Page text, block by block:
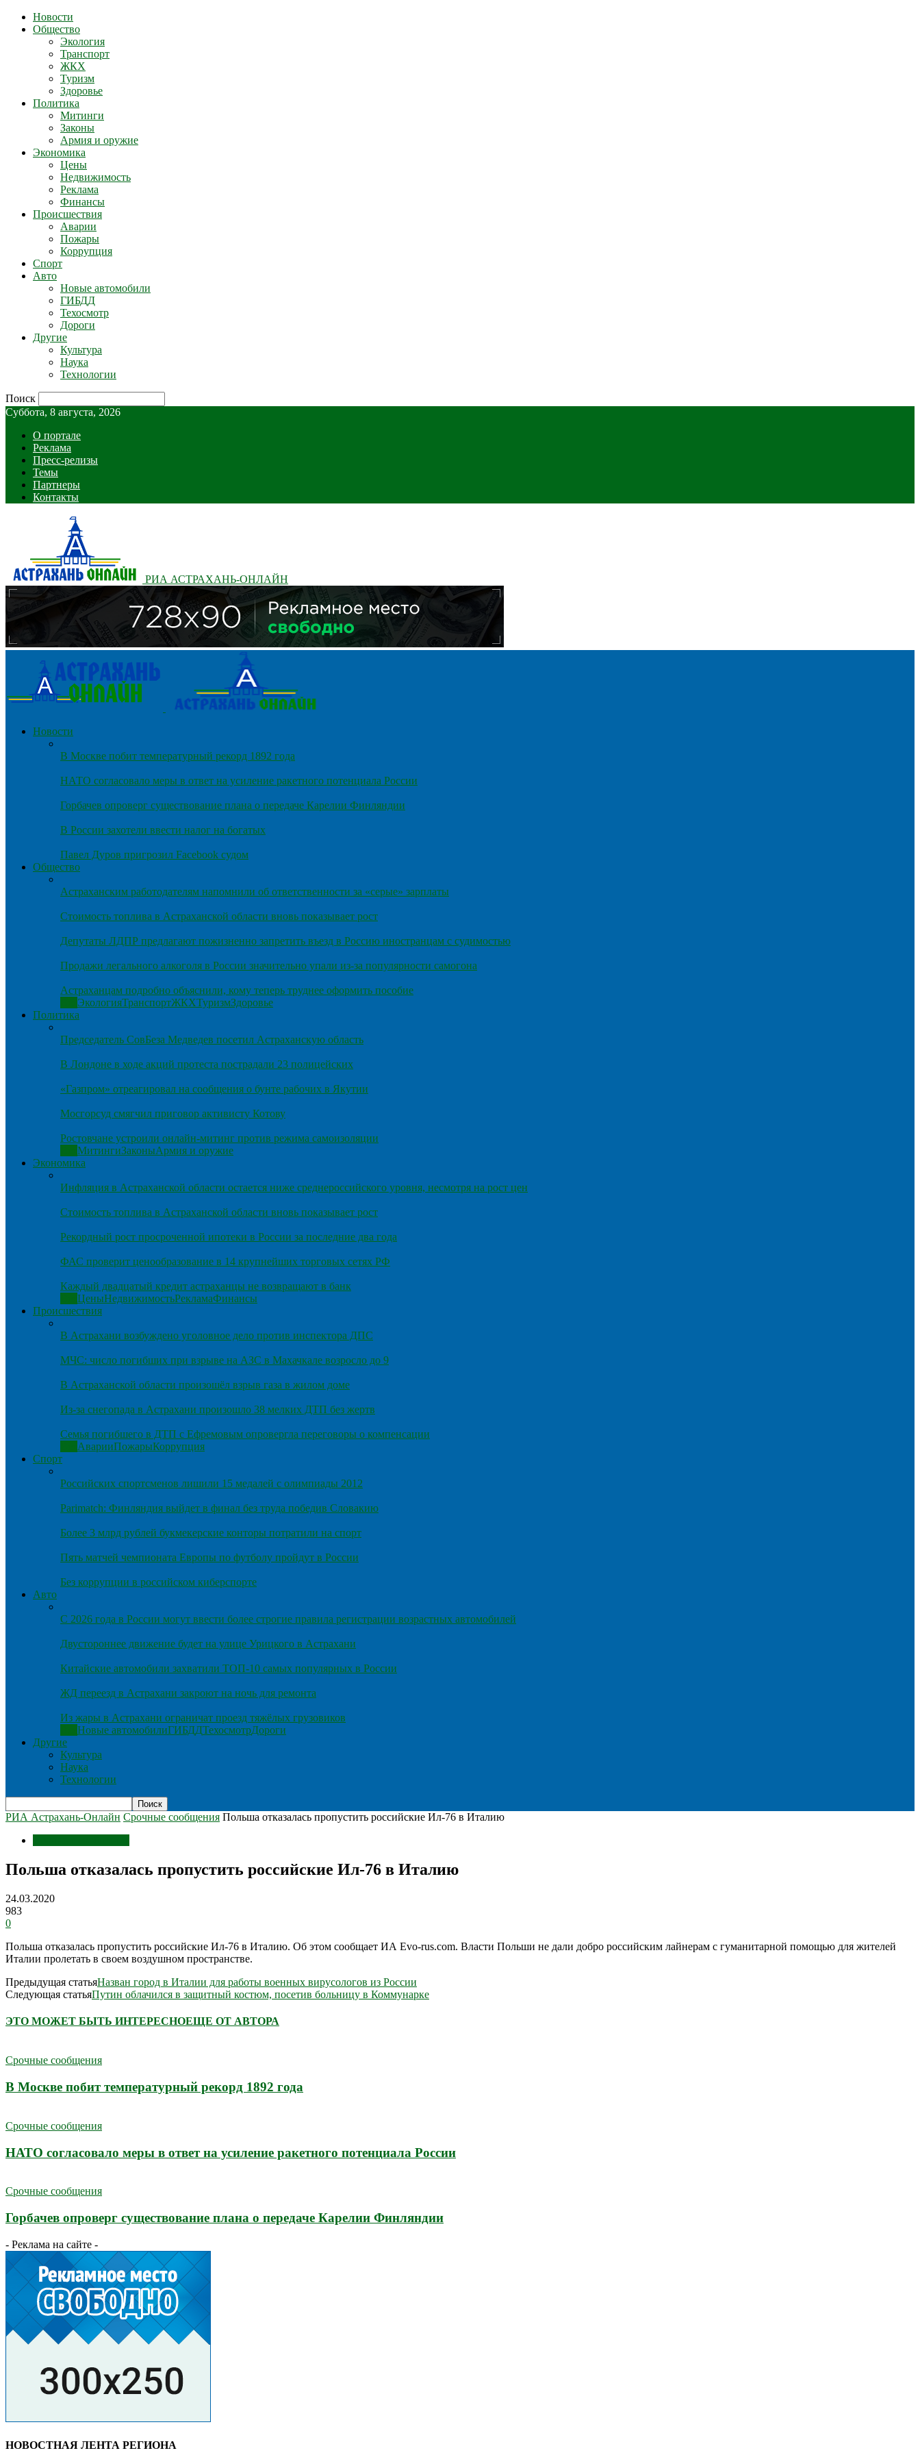
Новости
Общество
Экология
Транспорт
ЖКХ
Туризм
Здоровье
Политика
Митинги
Законы
Армия и оружие
Экономика
Цены
Недвижимость
Реклама
Финансы
Происшествия
Аварии
Пожары
Коррупция
Спорт
Авто
Новые автомобили
ГИБДД
Техосмотр
Дороги
Другие
Культура
Наука
Технологии
Поиск
Суббота, 8 августа, 2026
О портале
Реклама
Пресс-релизы
Темы
Партнеры
Контакты
РИА АСТРАХАНЬ-ОНЛАЙН
Новости
В Москве побит температурный рекорд 1892 года
НАТО согласовало меры в ответ на усиление ракетного потенциала России
Горбачев опроверг существование плана о передаче Карелии Финляндии
В России захотели ввести налог на богатых
Павел Дуров пригрозил Facebook судом
Общество
Астраханским работодателям напомнили об ответственности за «серые» зарплаты
Стоимость топлива в Астраханской области вновь показывает рост
Депутаты ЛДПР предлагают пожизненно запретить въезд в Россию иностранцам с судимостью
Продажи легального алкоголя в России значительно упали из-за популярности самогона
Астраханцам подробно объяснили, кому теперь труднее оформить пособие
ЭкологияТранспортЖКХТуризмЗдоровье
Политика
Председатель СовБеза Медведев посетил Астраханскую область
В Лондоне в ходе акций протеста пострадали 23 полицейских
«Газпром» отреагировал на сообщения о бунте рабочих в Якутии
Мосгорсуд смягчил приговор активисту Котову
Ростовчане устроили онлайн-митинг против режима самоизоляции
МитингиЗаконыАрмия и оружие
Экономика
Инфляция в Астраханской области остается ниже среднероссийского уровня, несмотря на рост цен
Стоимость топлива в Астраханской области вновь показывает рост
Рекордный рост просроченной ипотеки в России за последние два года
ФАС проверит ценообразование в 14 крупнейших торговых сетях РФ
Каждый двадцатый кредит астраханцы не возвращают в банк
ЦеныНедвижимостьРекламаФинансы
Происшествия
В Астрахани возбуждено уголовное дело против инспектора ДПС
МЧС: число погибших при взрыве на АЗС в Махачкале возросло до 9
В Астраханской области произошёл взрыв газа в жилом доме
Из-за снегопада в Астрахани произошло 38 мелких ДТП без жертв
Семья погибшего в ДТП с Ефремовым опровергла переговоры о компенсации
АварииПожарыКоррупция
Спорт
Российских спортсменов лишили 15 медалей с олимпиады 2012
Parimatch: Финляндия выйдет в финал без труда победив Словакию
Более 3 млрд рублей букмекерские конторы потратили на спорт
Пять матчей чемпионата Европы по футболу пройдут в России
Без коррупции в российском киберспорте
Авто
С 2026 года в России могут ввести более строгие правила регистрации возрастных автомобилей
Двустороннее движение будет на улице Урицкого в Астрахани
Китайские автомобили захватили ТОП-10 самых популярных в России
ЖД переезд в Астрахани закроют на ночь для ремонта
Из жары в Астрахани ограничат проезд тяжёлых грузовиков
Новые автомобилиГИБДДТехосмотрДороги
Другие
Культура
Наука
Технологии
РИА Астрахань-Онлайн Срочные сообщения Польша отказалась пропустить российские Ил-76 в Италию
Польша отказалась пропустить российские Ил-76 в Италию
24.03.2020
983
0
Польша отказалась пропустить российские Ил-76 в Италию. Об этом сообщает ИА Evo-rus.com. Власти Польши не дали добро российским лайнерам с гуманитарной помощью для жителей
Италии пролетать в своем воздушном пространстве.
Предыдущая статьяНазван город в Италии для работы военных вирусологов из России
Следующая статьяПутин облачился в защитный костюм, посетив больницу в Коммунарке
ЭТО МОЖЕТ БЫТЬ ИНТЕРЕСНОЕЩЕ ОТ АВТОРА
Срочные сообщения
В Москве побит температурный рекорд 1892 года
Срочные сообщения
НАТО согласовало меры в ответ на усиление ракетного потенциала России
Срочные сообщения
Горбачев опроверг существование плана о передаче Карелии Финляндии
- Реклама на сайте -
НОВОСТНАЯ ЛЕНТА РЕГИОНА